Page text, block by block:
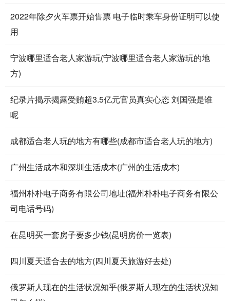
2022年除夕火车票开始售票 电子临时乘车身份证明可以使
用
宁波哪里适合老人家游玩(宁波哪里适合老人家游玩的地
方)
纪录片揭示揭露受贿超3.5亿元官员真实心态 刘国强是谁
呢
成都适合老人玩的地方有哪些(成都市适合老人玩的地方)
广州生活成本和深圳生活成本(广州的生活成本)
福州朴朴电子商务有限公司地址(福州朴朴电子商务有限公
司电话号码)
在昆明买一套房子要多少钱(昆明房价一览表)
四川夏天适合去的地方(四川夏天旅游好去处)
俄罗斯人现在的生活状况知乎(俄罗斯人现在的生活状况知